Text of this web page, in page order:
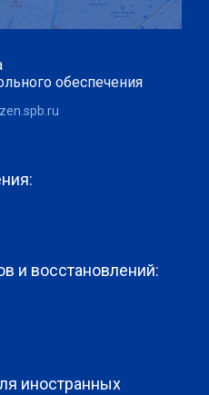
обеспечения
и восстановлений:
иностранных